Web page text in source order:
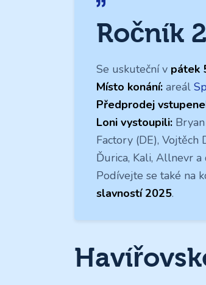
Ročník
Se uskuteční v pátek
Místo konání: areál
Předprodej
Loni vystoupili:
Factory (DE), Vojtěch
Ďurica, Kali, Allnevr a
Podívejte se také na
slavností 2025.